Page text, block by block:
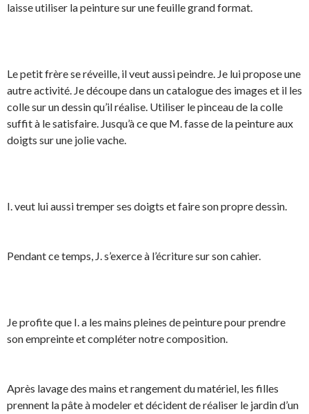
laisse utiliser la peinture sur une feuille grand format.
Le petit frère se réveille, il veut aussi peindre. Je lui propose une
autre activité. Je découpe dans un catalogue des images et il les
colle sur un dessin qu’il réalise. Utiliser le pinceau de la colle
suffit à le satisfaire. Jusqu’à ce que M. fasse de la peinture aux
doigts sur une jolie vache.
I. veut lui aussi tremper ses doigts et faire son propre dessin.
Pendant ce temps, J. s’exerce à l’écriture sur son cahier.
Je profite que I. a les mains pleines de peinture pour prendre
son empreinte et compléter notre composition.
Après lavage des mains et rangement du matériel, les filles
prennent la pâte à modeler et décident de réaliser le jardin d’un